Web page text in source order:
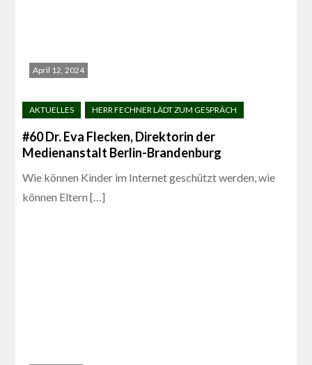
April 12, 2024
#60 Dr. Eva Flecken, Direktorin der
Medienanstalt Berlin-Brandenburg
Wie können Kinder im Internet geschützt werden, wie
können Eltern […]